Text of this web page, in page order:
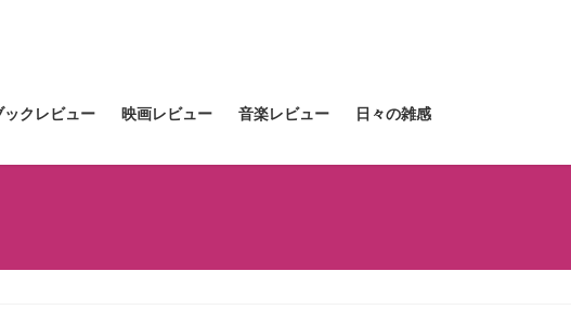
ックレビュー 映画レビュー 音楽レビュー 日々の雑感